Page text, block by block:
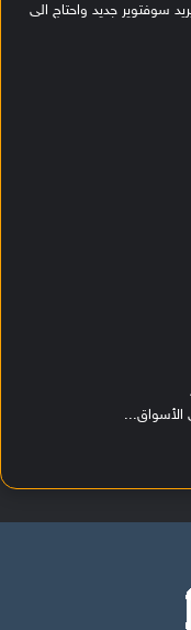
سوفتوير جديد واحتاج الى
الأسواق...